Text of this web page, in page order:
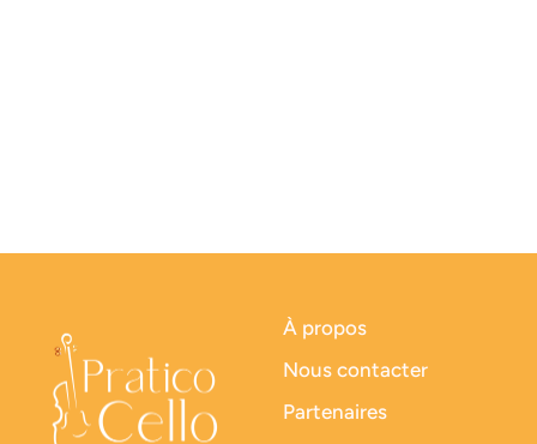
À propos
Nous contacter
Partenaires